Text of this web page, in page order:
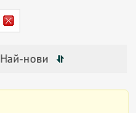
Най-нови